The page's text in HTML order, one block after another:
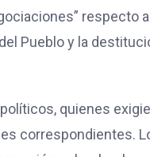
respecto
Pueblo y la
quienes
correspondientes.